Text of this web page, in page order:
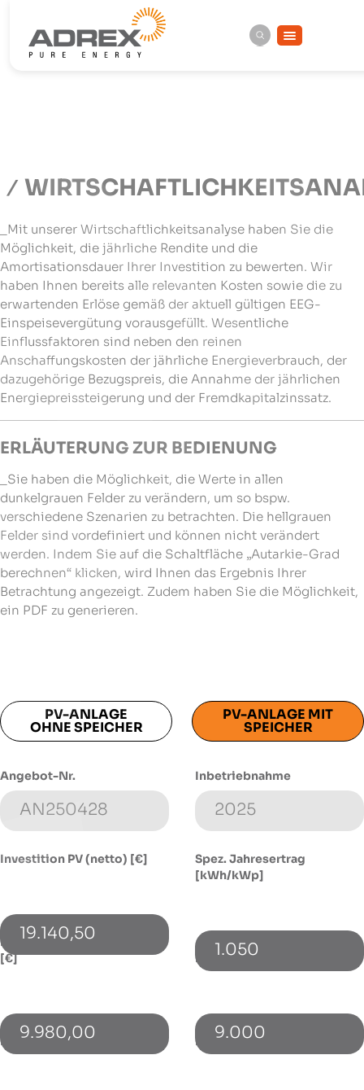
_Mit unserer Wirtschaftlichkeitsanalyse haben Sie die
Möglichkeit, die jährliche Rendite und die
Amortisationsdauer Ihrer Investition zu bewerten. Wir
haben Ihnen bereits alle relevanten Kosten sowie die zu
erwartenden Erlöse gemäß der aktuell gültigen EEG-
Einspeisevergütung vorausgefüllt. Wesentliche
Einflussfaktoren sind neben den reinen
Anschaffungskosten der jährliche Energieverbrauch, der
dazugehörige Bezugspreis, die Annahme der jährlichen
Energiepreissteigerung und der Fremdkapitalzinssatz.
ERLÄUTERUNG ZUR BEDIENUNG
_Sie haben die Möglichkeit, die Werte in allen
dunkelgrauen Felder zu verändern, um so bspw.
verschiedene Szenarien zu betrachten. Die hellgrauen
Felder sind vordefiniert und können nicht verändert
werden. Indem Sie auf die Schaltfläche „Autarkie-Grad
berechnen“ klicken, wird Ihnen das Ergebnis Ihrer
Betrachtung angezeigt. Zudem haben Sie die Möglichkeit,
ein PDF zu generieren.
PV-ANLAGE
OHNE SPEICHER
PV-ANLAGE MIT
SPEICHER
Angebot-Nr.
Investition PV (netto) [€]
19.140,50
Investition Speicher (netto)
[€]
9.980,00
PV-Leistung [kWp]
Inbetriebnahme
Spez. Jahresertrag
[kWh/kWp]
1.050
Energieverbrauch [kWh]
9.000
Bezugspreis [€/kWh]